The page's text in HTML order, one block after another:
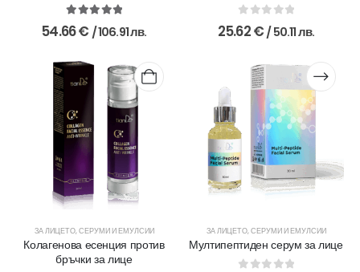
5.00 out of 5
54.66€ / 106.91 лв. 0out of 5
25.62€ / 50.11 лв.
ЗА ЛИЦЕТО,СЕРУМИ И ЕМУЛСИИ
Колагенова есенция против
бръчки за лице
ЗА ЛИЦЕТО,СЕРУМИ И ЕМУЛСИИ
Мултипептиден серум за лице